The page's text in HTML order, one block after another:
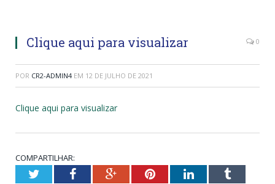
Clique aqui para visualizar 0
POR CR2-ADMIN4 EM 12 DE JULHO DE 2021
Clique aqui para visualizar
COMPARTILHAR:
TwitterFacebookGoogle+PinterestLinkedInTumblr